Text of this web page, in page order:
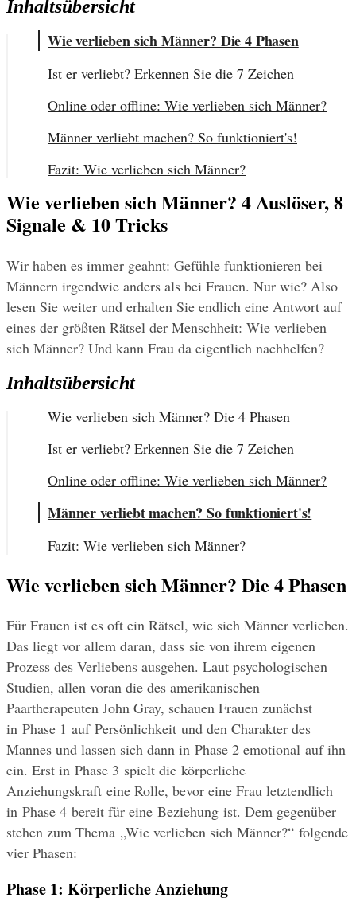
Inhaltsübersicht
Wie verlieben sich Männer? Die 4 Phasen
Ist er verliebt? Erkennen Sie die 7 Zeichen
Online oder offline: Wie verlieben sich Männer?
Männer verliebt machen? So funktioniert's!
Fazit: Wie verlieben sich Männer?
Wie verlieben sich Männer? 4 Auslöser, 8
Signale & 10 Tricks
Wir haben es immer geahnt: Gefühle funktionieren bei
Männern irgendwie anders als bei Frauen. Nur wie? Also
lesen Sie weiter und erhalten Sie endlich eine Antwort auf
eines der größten Rätsel der Menschheit: Wie verlieben
sich Männer? Und kann Frau da eigentlich nachhelfen?
Inhaltsübersicht
Wie verlieben sich Männer? Die 4 Phasen
Ist er verliebt? Erkennen Sie die 7 Zeichen
Online oder offline: Wie verlieben sich Männer?
Männer verliebt machen? So funktioniert's!
Fazit: Wie verlieben sich Männer?
Wie verlieben sich Männer? Die 4 Phasen
Für Frauen ist es oft ein Rätsel, wie sich Männer verlieben.
Das liegt vor allem daran, dass sie von ihrem eigenen
Prozess des Verliebens ausgehen. Laut psychologischen
Studien, allen voran die des amerikanischen
Paartherapeuten John Gray, schauen Frauen zunächst
in Phase 1 auf Persönlichkeit und den Charakter des
Mannes und lassen sich dann in Phase 2 emotional auf ihn
ein. Erst in Phase 3 spielt die körperliche
Anziehungskraft eine Rolle, bevor eine Frau letztendlich
in Phase 4 bereit für eine Beziehung ist. Dem gegenüber
stehen zum Thema „Wie verlieben sich Männer?“ folgende
vier Phasen:
Phase 1: Körperliche Anziehung